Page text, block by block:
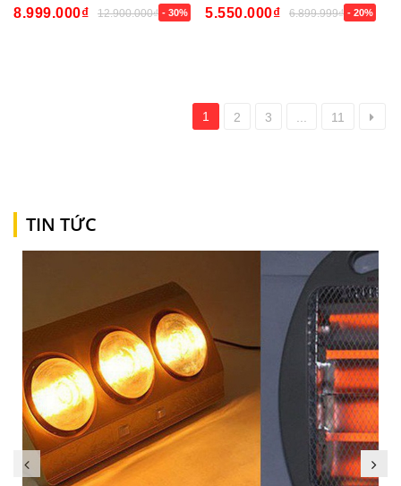
S3 (Hàng chính hãng)
8.999.000₫ 12.900.000₫ - 30%
hãng)
5.550.000₫ 6.899.999₫ - 20%
1 2 3 11
TIN TỨC